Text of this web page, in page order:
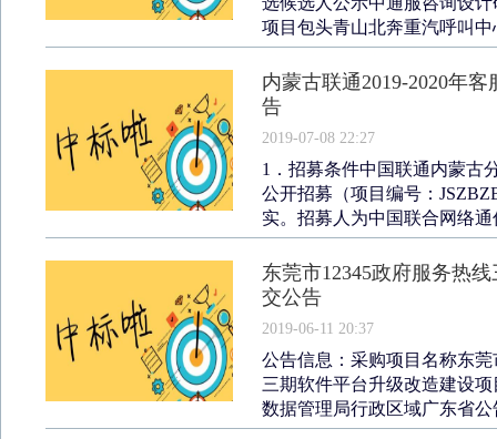
项目包头青山北奔重汽呼叫中
内蒙古联通2019-2020年
告
2019-07-08 22:27
1．招募条件中国联通内蒙古
公开招募（项目编号：
实。招募人为中国联合网络
东莞市12345政府服务热
交公告
2019-06-11 20:37
公告信息：采购项目名称东
三期软件平台升级改造建设
数据管理局行政区域广东省公